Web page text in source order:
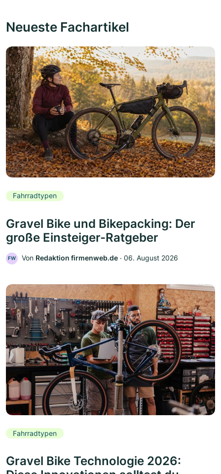
Neueste Fachartikel
Fahrradtypen
Gravel Bike und Bikepacking: Der
große Einsteiger-Ratgeber
FW Von Redaktion firmenweb.de ‧ 06. August 2026
Fahrradtypen
Gravel Bike Technologie 2026: